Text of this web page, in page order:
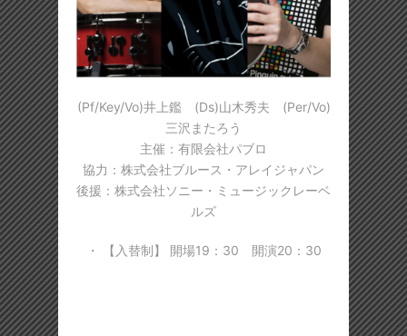
(Pf/Key/Vo)井上鑑 (Ds)山木秀夫 (Per/Vo)
三沢またろう
主催：有限会社パブロ
協力：株式会社ブルース・アレイジャパン
後援：株式会社ソニー・ミュージックレーベ
ルズ
・ 【入替制】 開場19：30 開演20：30